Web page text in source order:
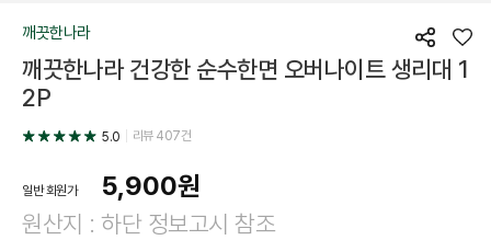
공
유
좋
아
깨끗한나라
깨끗한나라 건강한 순수한면 오버나이트 생리대 1
2P
5.0 리뷰407건
일반 회원가 5,900원
원산지 : 하단 정보고시 참조